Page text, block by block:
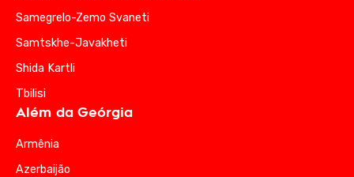
Samegrelo-Zemo Svaneti
Samtskhe-Javakheti
Shida Kartli
Tbilisi
Além da Geórgia
Armênia
Azerbaijão